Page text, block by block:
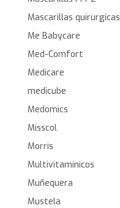
Mascarillas quirurgícas
Me Babycare
Med-Comfort
Medicare
medicube
Medomics
Misscol
Morris
Multivitamínicos
Muñequera
Mustela